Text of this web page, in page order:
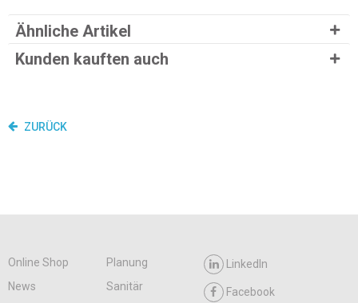
Ähnliche Artikel
Kunden kauften auch
ZURÜCK
Online Shop
Planung
News
Sanitär
LinkedIn
Facebook